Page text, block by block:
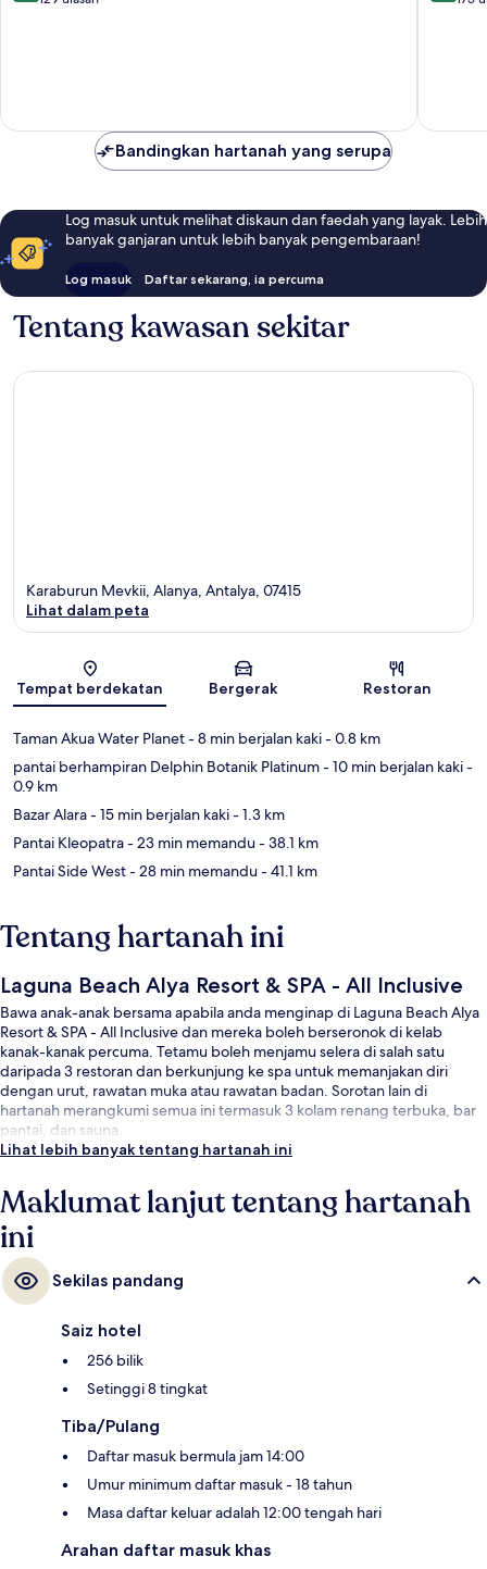
Bandingkan hartanah yang serupa
Log masuk untuk melihat diskaun dan faedah yang layak. Lebih
banyak ganjaran untuk lebih banyak pengembaraan!
Log masuk Daftar sekarang, ia percuma
Tentang kawasan sekitar
Peta
Karaburun Mevkii, Alanya, Antalya, 07415
Lihat dalam peta
Tempat berdekatan Bergerak Restoran
Taman Akua Water Planet- 8 min berjalan kaki- 0.8 km
pantai berhampiran Delphin Botanik Platinum- 10 min berjalan kaki-
0.9 km
Bazar Alara- 15 min berjalan kaki- 1.3 km
Pantai Kleopatra- 23 min memandu- 38.1 km
Pantai Side West- 28 min memandu- 41.1 km
Tentang hartanah ini
Laguna Beach Alya Resort & SPA - All Inclusive
Bawa anak-anak bersama apabila anda menginap di Laguna Beach Alya
Resort & SPA - All Inclusive dan mereka boleh berseronok di kelab
kanak-kanak percuma. Tetamu boleh menjamu selera di salah satu
daripada 3 restoran dan berkunjung ke spa untuk memanjakan diri
dengan urut, rawatan muka atau rawatan badan. Sorotan lain di
hartanah merangkumi semua ini termasuk 3 kolam renang terbuka, bar
pantai, dan sauna.
Lihat lebih banyak tentang hartanah ini
Maklumat lanjut tentang hartanah
ini
Sekilas pandang
Saiz hotel
256 bilik
Setinggi 8 tingkat
Tiba/Pulang
Daftar masuk bermula jam 14:00
Umur minimum daftar masuk - 18 tahun
Masa daftar keluar adalah 12:00 tengah hari
Arahan daftar masuk khas